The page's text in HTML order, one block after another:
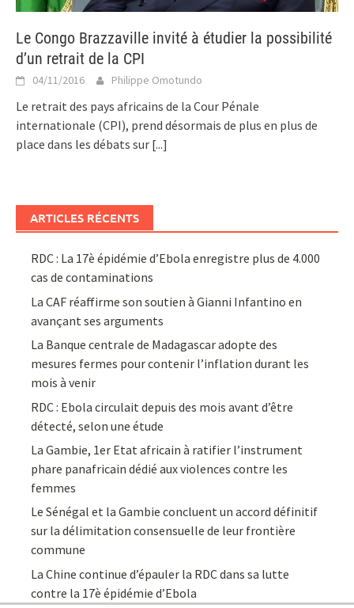
Le Congo Brazzaville invité à étudier la possibilité
d’un retrait de la CPI
04/11/2016 Philippe Omotundo
Le retrait des pays africains de la Cour Pénale
internationale (CPI), prend désormais de plus en plus de
place dans les débats sur [...]
ARTICLES RÉCENTS
RDC : La 17è épidémie d’Ebola enregistre plus de 4.000
cas de contaminations
La CAF réaffirme son soutien à Gianni Infantino en
avançant ses arguments
La Banque centrale de Madagascar adopte des
mesures fermes pour contenir l’inflation durant les
mois à venir
RDC : Ebola circulait depuis des mois avant d’être
détecté, selon une étude
La Gambie, 1er Etat africain à ratifier l’instrument
phare panafricain dédié aux violences contre les
femmes
Le Sénégal et la Gambie concluent un accord définitif
sur la délimitation consensuelle de leur frontière
commune
La Chine continue d’épauler la RDC dans sa lutte
contre la 17è épidémie d’Ebola